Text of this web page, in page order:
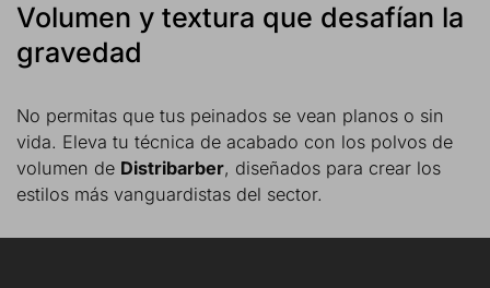
Volumen y textura que desafían la
gravedad
No permitas que tus peinados se vean planos o sin
vida. Eleva tu técnica de acabado con los polvos de
volumen de Distribarber, diseñados para crear los
estilos más vanguardistas del sector.